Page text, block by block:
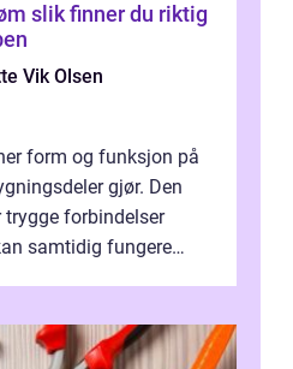
Vik Olsen
form og funksjon på
gjør. Den
trygge forbindelser
samtidig fungere